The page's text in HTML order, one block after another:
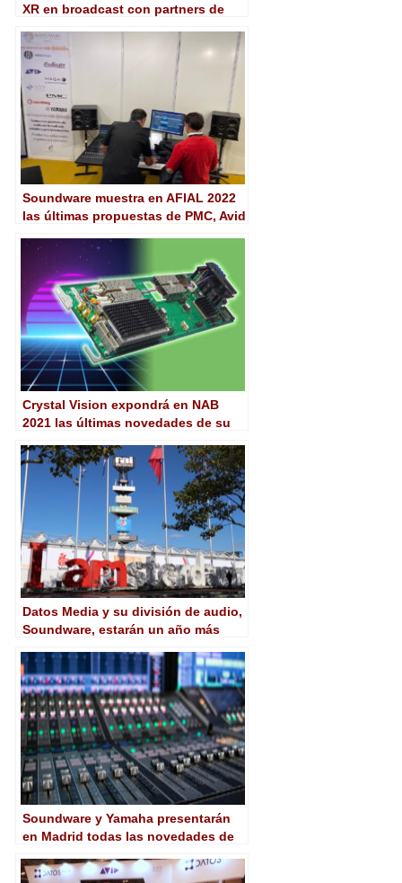
XR en broadcast con partners de
Soundware muestra en AFIAL 2022
las últimas propuestas de PMC, Avid
Crystal Vision expondrá en NAB
2021 las últimas novedades de su
Datos Media y su división de audio,
Soundware, estarán un año más
Soundware y Yamaha presentarán
en Madrid todas las novedades de